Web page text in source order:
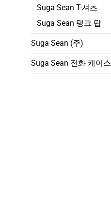
Suga Sean T-셔츠
Suga Sean 탱크 탑
Suga Sean (주)
Suga Sean 전화 케이스